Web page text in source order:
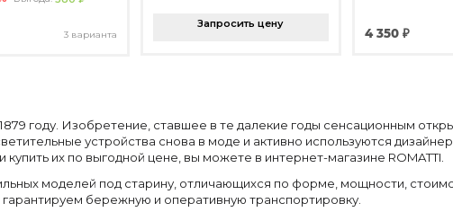
3 варианта
Запросить цену
4 350 ₽
году. Изобретение, ставшее в те далекие годы сенсационным
устройства снова в моде и активно используются
их по выгодной цене, вы можете в интернет-магазине ROMATTI.
моделей под старину, отличающихся по форме, мощности,
бережную и оперативную транспортировку.